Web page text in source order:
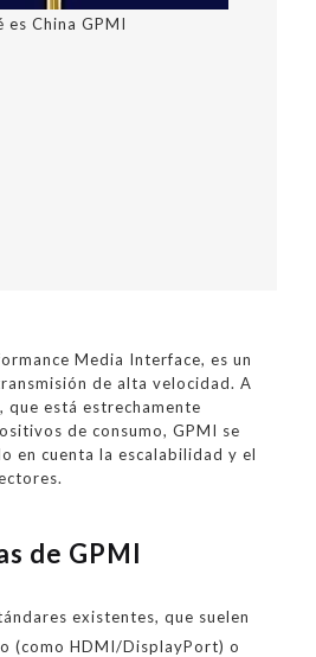
es China GPMI
Media Interface, es un
de alta velocidad. A
que está estrechamente
de consumo, GPMI se
en cuenta la escalabilidad y el
de GPMI
existentes, que suelen
(como HDMI/DisplayPort) o